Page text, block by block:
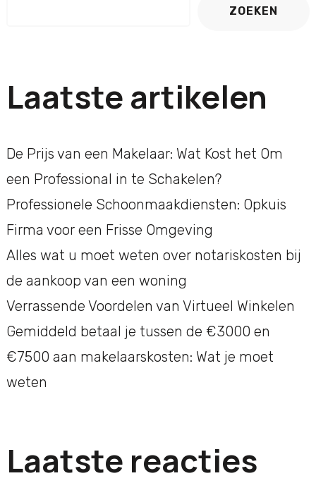
ZOEKEN
Laatste artikelen
De Prijs van een Makelaar: Wat Kost het Om
een Professional in te Schakelen?
Professionele Schoonmaakdiensten: Opkuis
Firma voor een Frisse Omgeving
Alles wat u moet weten over notariskosten bij
de aankoop van een woning
Verrassende Voordelen van Virtueel Winkelen
Gemiddeld betaal je tussen de €3000 en
€7500 aan makelaarskosten: Wat je moet
weten
Laatste reacties